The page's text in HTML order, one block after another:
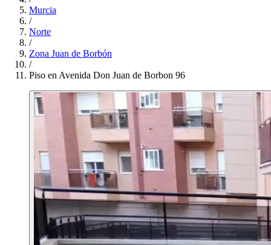
Murcia
/
Norte
/
Zona Juan de Borbón
/
Piso en Avenida Don Juan de Borbon 96